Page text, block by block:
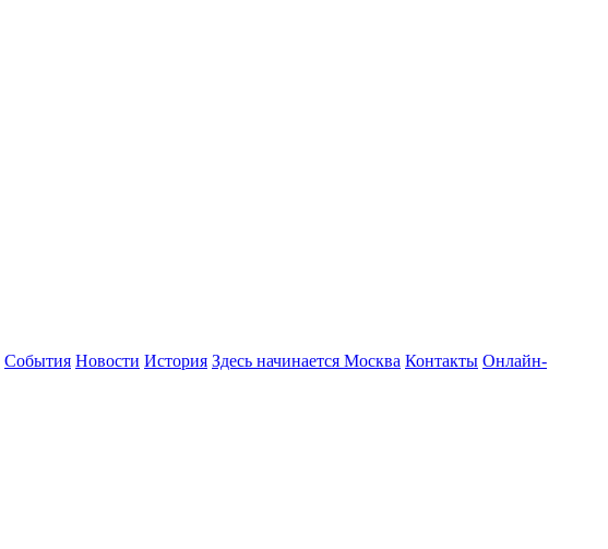
События Новости История Здесь начинается Москва Контакты Онлайн-